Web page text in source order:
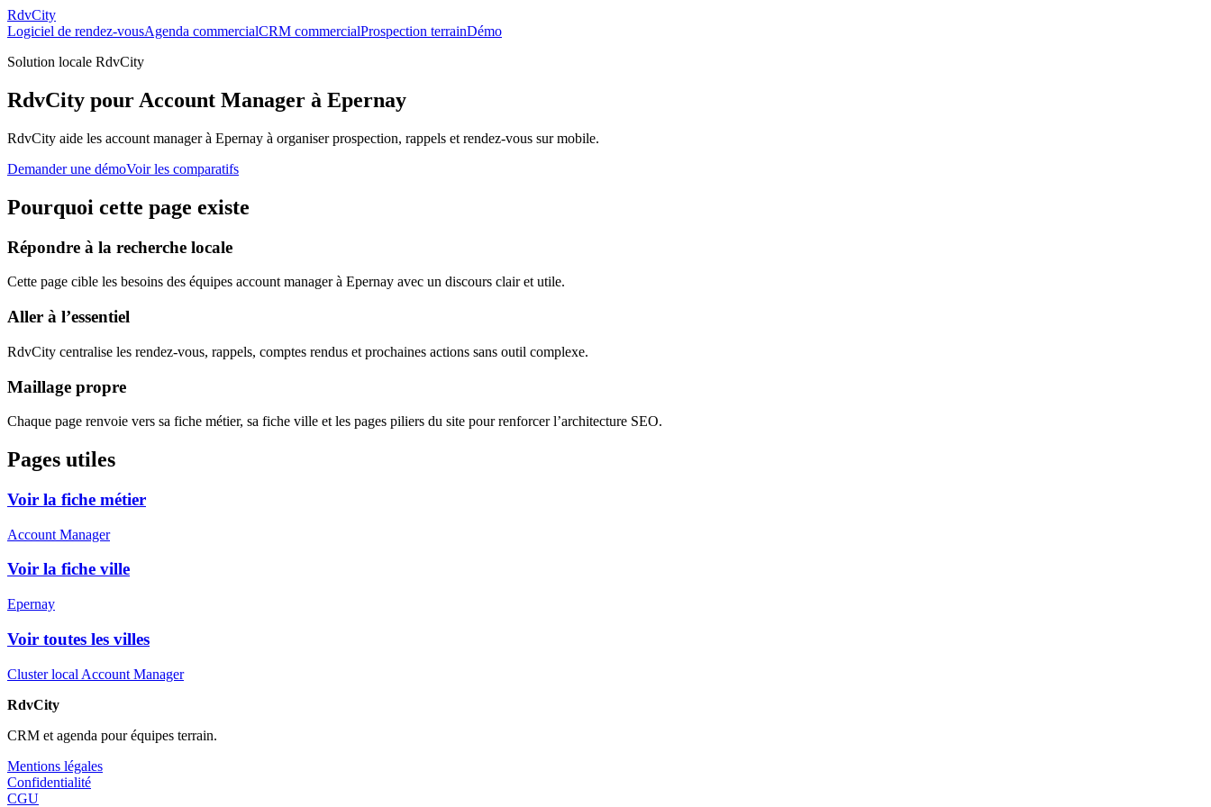
RdvCity
Logiciel de rendez-vousAgenda commercialCRM commercialProspection terrainDémo
Solution locale RdvCity
RdvCity pour Account Manager à Epernay
RdvCity aide les account manager à Epernay à organiser prospection, rappels et rendez-vous sur mobile.
Demander une démoVoir les comparatifs
Pourquoi cette page existe
Répondre à la recherche locale
Cette page cible les besoins des équipes account manager à Epernay avec un discours clair et utile.
Aller à l’essentiel
RdvCity centralise les rendez-vous, rappels, comptes rendus et prochaines actions sans outil complexe.
Maillage propre
Chaque page renvoie vers sa fiche métier, sa fiche ville et les pages piliers du site pour renforcer l’architecture SEO.
Pages utiles
Voir la fiche métier
Account Manager
Voir la fiche ville
Epernay
Voir toutes les villes
Cluster local Account Manager
RdvCity
CRM et agenda pour équipes terrain.
Mentions légales
Confidentialité
CGU